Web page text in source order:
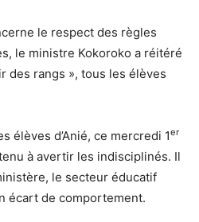
le respect des règles
le ministre Kokoroko a réitéré
des rangs », tous les élèves
élèves d’Anié, ce mercredi 1er
à avertir les indisciplinés. Il
le secteur éducatif
écart de comportement.